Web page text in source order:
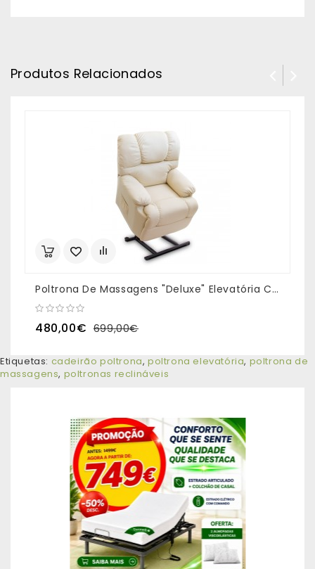
Produtos Relacionados
Poltrona De Massagens "Deluxe" Elevatória Cor Bege
480,00€ 699,00€
Etiquetas: cadeirão poltrona,poltrona elevatória, poltrona de
massagens, poltronas reclináveis